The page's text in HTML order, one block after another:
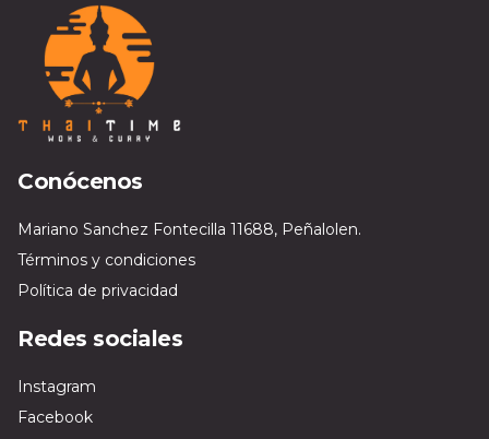
Conócenos
Mariano Sanchez Fontecilla 11688, Peñalolen.
Términos y condiciones
Política de privacidad
Redes sociales
Instagram
Facebook